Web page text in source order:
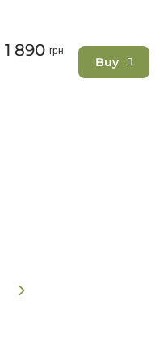
1 890 грн
Buy